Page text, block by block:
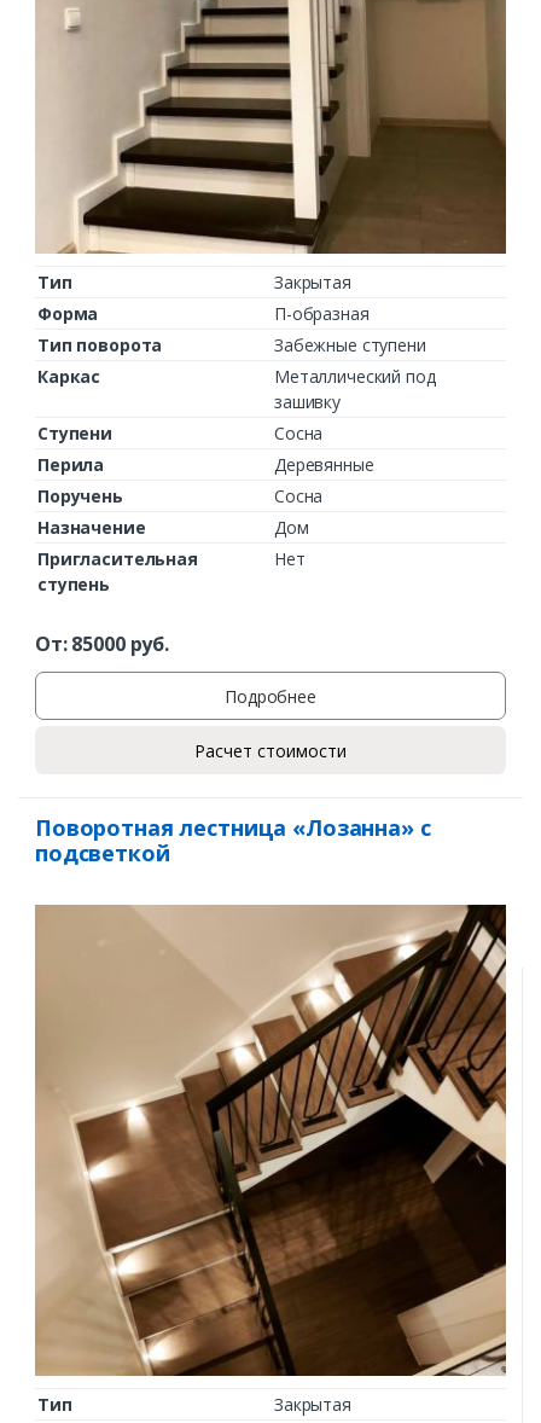
Заказать
Ваше имя*
Ваш телефон*
Тип
Закрытая
Форма
П-образная
Тип поворота
Забежные ступени
Каркас
Металлический под
зашивку
Ступени
Сосна
Перила
Деревянные
Поручень
Сосна
Назначение
Дом
Пригласительная
ступень
Нет
От:85000руб.
Подробнее
Расчет стоимости
Поворотная лестница «Лозанна» с
подсветкой
Тип Закрытая